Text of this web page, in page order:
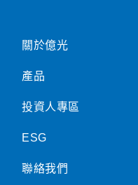
關於億光
產品
投資人專區
ESG
聯絡我們